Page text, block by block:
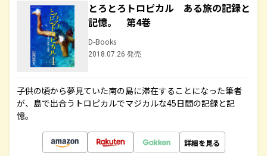
とろとろトロピカル ある旅の記録と
記憶。 第4巻
D-Books
2018.07.26 発売
子供の頃から夢見ていた南の島に滞在することになった筆者
が、島で出合うトロピカルでマジカルな45日間の記録と記
憶。
詳細を見る